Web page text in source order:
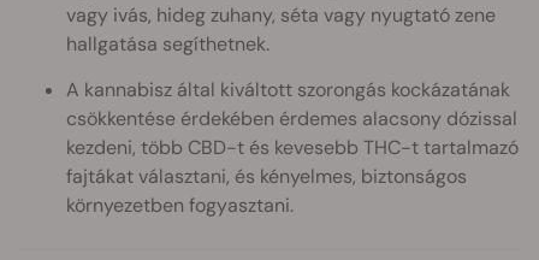
vagy ivás, hideg zuhany, séta vagy nyugtató zene
hallgatása segíthetnek.
A kannabisz által kiváltott szorongás kockázatának
csökkentése érdekében érdemes alacsony dózissal
kezdeni, több CBD-t és kevesebb THC-t tartalmazó
fajtákat választani, és kényelmes, biztonságos
környezetben fogyasztani.